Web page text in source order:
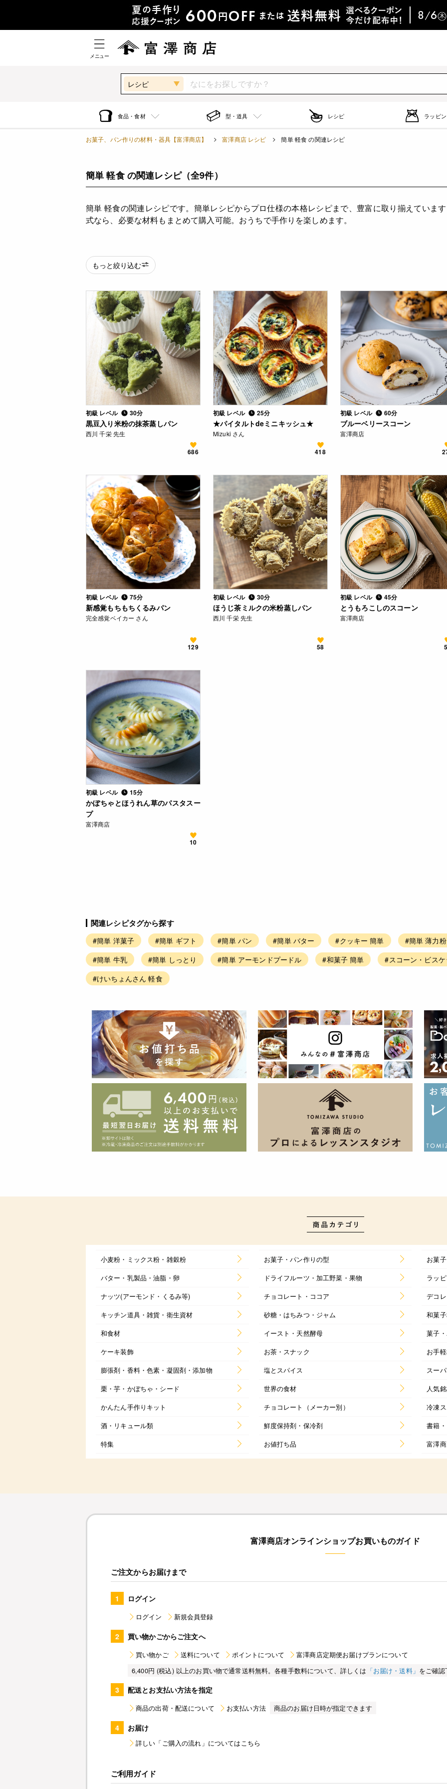
メニュー
レシピ
食品・食材 型・道具 レシピ ラッピ
お菓子、パン作りの材料・器具【富澤商店】 富澤商店 レシピ 簡単 軽食 の関連レシピ
簡単 軽食 の関連レシピ（全9件）
簡単 軽食の関連レシピです。簡単レシピからプロ仕様の本格レシピまで、豊富に取り揃えていま
式なら、必要な材料もまとめて購入可能。おうちで手作りを楽しめます。
もっと絞り込む
初級 レベル 30分
黒豆入り米粉の抹茶蒸しパン
西川 千栄 先生
686
初級 レベル 25分
★パイタルトdeミニキッシュ★
Mizuki さん
418
初級 レベル 60分
ブルーベリースコーン
富澤商店
初級 レベル 75分
新感覚もちもちくるみパン
完全感覚ベイカー さん
129
初級 レベル 30分
ほうじ茶ミルクの米粉蒸しパン
西川 千栄 先生
58
初級 レベル 45分
とうもろこしのスコーン
富澤商店
初級 レベル 15分
かぼちゃとほうれん草のパスタスー
プ
富澤商店
10
関連レシピタグから探す
#簡単 洋菓子 #簡単 ギフト #簡単 パン #簡単 バター #クッキー 簡単
#簡単 薄力粉
#簡単 牛乳
#簡単 しっとり #簡単 アーモンドプードル #和菓子 簡単
#スコーン・ビス
#けいちょんさん 軽食
小麦粉・ミックス粉・雑穀粉 お菓子・パン作りの型
お菓
バター・乳製品・油脂・卵
ドライフルーツ・加工野菜・果物
ラッ
ナッツ(アーモンド・くるみ等)
チョコレート・ココア
デコ
キッチン道具・雑貨・衛生資材
砂糖・はちみつ・ジャム
和菓
和食材
イースト・天然酵母
菓子
ケーキ装飾
お茶・スナック
お手
膨張剤・香料・色素・凝固剤・添加物
塩とスパイス
スー
栗・芋・かぼちゃ・シード
世界の食材
人気
かんたん手作りキット
チョコレート（メーカー別）
冷凍
酒・リキュール類
鮮度保持剤・保冷剤
書籍
特集
お値打ち品 富澤
富澤商店オンラインショップお買いものガイド
ご注文からお届けまで
1 ログイン
ログイン 新規会員登録
2 買い物かごからご注文へ
買い物かご 送料について ポイントについて
富澤商店定期便お届けプランについて
6,400円 (税込) 以上のお買い物で通常送料無料。各種手数料について、詳しくは 「お届け・送料」 をご確
3 配送とお支払い方法を指定
商品の出荷・配送について お支払い方法 商品のお届け日時が指定できます
4 お届け
詳しい「ご購入の流れ」についてはこちら
ご利用ガイド